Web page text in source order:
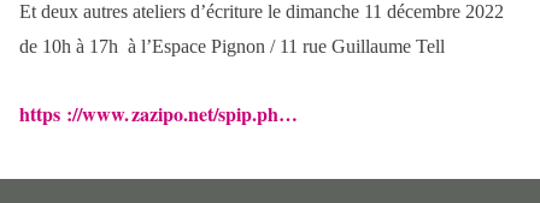
Et deux autres ateliers d’écriture le dimanche 11 décembre 2022
de 10h à 17h à l’Espace Pignon / 11 rue Guillaume Tell
https ://www. zazipo.net/spip.ph…